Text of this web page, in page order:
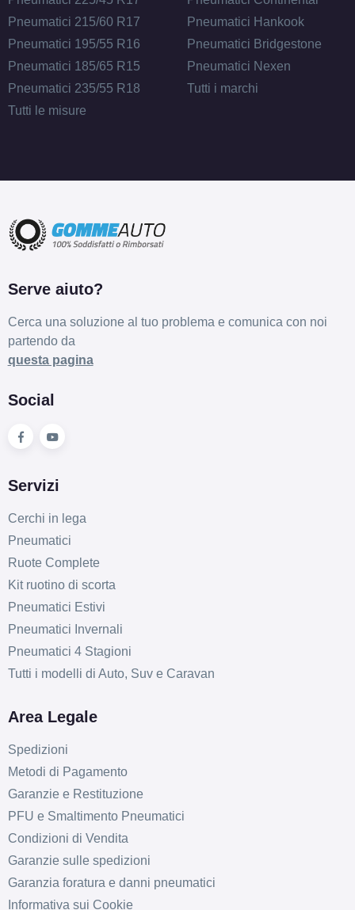
Pneumatici 215/60 R17
Pneumatici 195/55 R16
Pneumatici 185/65 R15
Pneumatici 235/55 R18
Tutti le misure
Pneumatici Hankook
Pneumatici Bridgestone
Pneumatici Nexen
Tutti i marchi
Serve aiuto?
Cerca una soluzione al tuo problema e comunica con noi
partendo da
questa pagina
Social
Servizi
Cerchi in lega
Pneumatici
Ruote Complete
Kit ruotino di scorta
Pneumatici Estivi
Pneumatici Invernali
Pneumatici 4 Stagioni
Tutti i modelli di Auto, Suv e Caravan
Area Legale
Spedizioni
Metodi di Pagamento
Garanzie e Restituzione
PFU e Smaltimento Pneumatici
Condizioni di Vendita
Garanzie sulle spedizioni
Garanzia foratura e danni pneumatici
Informativa sui Cookie